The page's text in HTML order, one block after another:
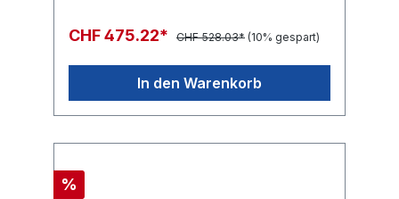
CHF 475.22* CHF 528.03* (10% gespart)
In den Warenkorb
%